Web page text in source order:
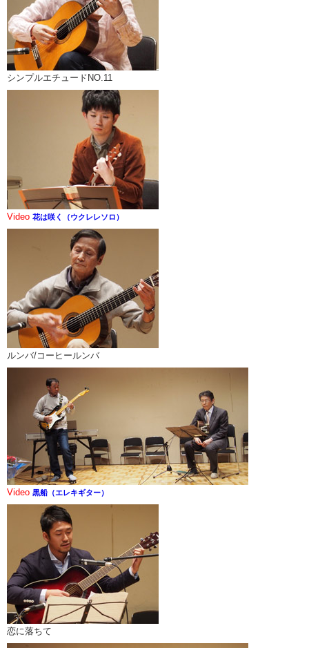
シンプルエチュードNO.11
Video 花は咲く（ウクレレソロ）
ルンバ/コーヒールンバ
Video 黒船（エレキギター）
恋に落ちて